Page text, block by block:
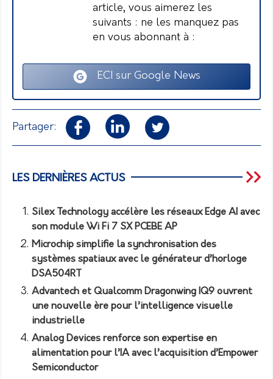
article, vous aimerez les
suivants : ne les manquez pas
en vous abonnant à :
ECI sur Google News
Partager:
LES DERNIÈRES ACTUS
Silex Technology accélère les réseaux Edge AI avec
son module Wi Fi 7 SX PCEBE AP
Microchip simplifie la synchronisation des
systèmes spatiaux avec le générateur d’horloge
DSA504RT
Advantech et Qualcomm Dragonwing IQ9 ouvrent
une nouvelle ère pour l’intelligence visuelle
industrielle
Analog Devices renforce son expertise en
alimentation pour l’IA avec l’acquisition d’Empower
Semiconductor